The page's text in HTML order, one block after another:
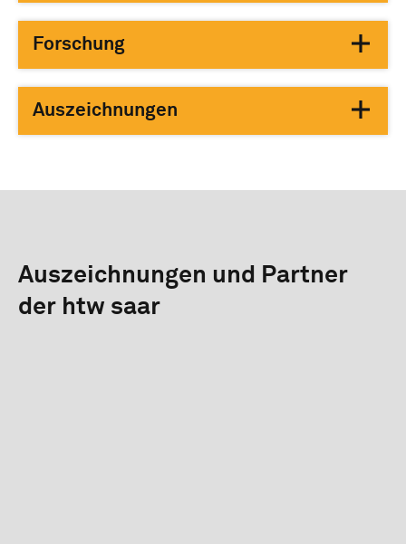
Forschung
Auszeichnungen
Auszeichnungen und Partner
der htw saar